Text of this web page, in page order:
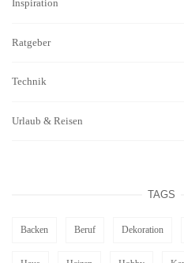
Inspiration
Ratgeber
Technik
Urlaub & Reisen
TAGS
Backen Beruf Dekoration